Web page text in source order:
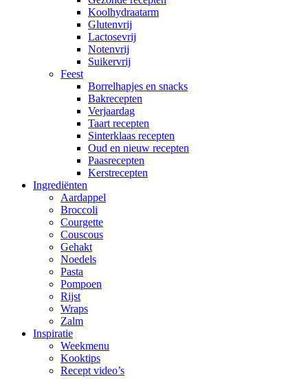
Koolhydraatarm
Glutenvrij
Lactosevrij
Notenvrij
Suikervrij
Feest
Borrelhapjes en snacks
Bakrecepten
Verjaardag
Taart recepten
Sinterklaas recepten
Oud en nieuw recepten
Paasrecepten
Kerstrecepten
Ingrediënten
Aardappel
Broccoli
Courgette
Couscous
Gehakt
Noedels
Pasta
Pompoen
Rijst
Wraps
Zalm
Inspiratie
Weekmenu
Kooktips
Recept video’s